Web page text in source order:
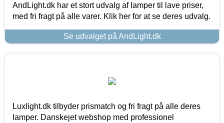
AndLight.dk har et stort udvalg af lamper til lave priser,
med fri fragt på alle varer. Klik her for at se deres udvalg.
Se udvalget på AndLight.dk
Luxlight.dk tilbyder prismatch og fri fragt på alle deres
lamper. Danskejet webshop med professionel